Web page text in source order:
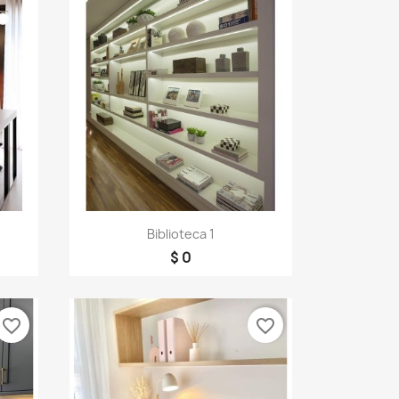
Vista rápida
Biblioteca 1
$ 0
favorite_border favorite_border